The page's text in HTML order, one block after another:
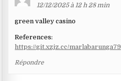
12/12/2025 à 12 h 28 min
green valley casino
References:
https://git.xzjz.cc/marlabarunga79
Répondre